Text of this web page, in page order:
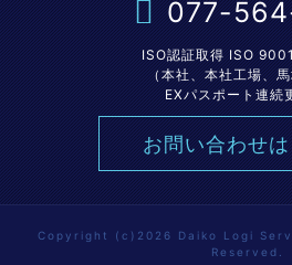
077-
ISO認証取得 ISO
（本社、本社工場、
EXパスポート連続
お問い合わせ
Copyright (c)2026 Daiko Logi
Reserved.